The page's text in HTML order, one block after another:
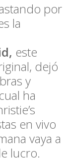
por
la
este
dejó
y
ha
en vivo
vaya a
lucro.